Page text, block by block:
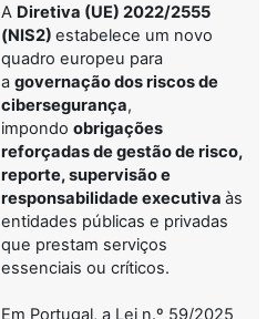
A Diretiva (UE) 2022/2555
(NIS2) estabelece um novo
quadro europeu para
a governação dos riscos de
cibersegurança,
impondo obrigações
reforçadas de gestão de risco,
reporte, supervisão e
responsabilidade executiva às
entidades públicas e privadas
que prestam serviços
essenciais ou críticos.
Em Portugal, a Lei n.º 59/2025